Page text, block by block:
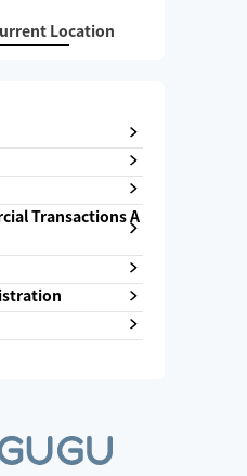
Location
Transactions A